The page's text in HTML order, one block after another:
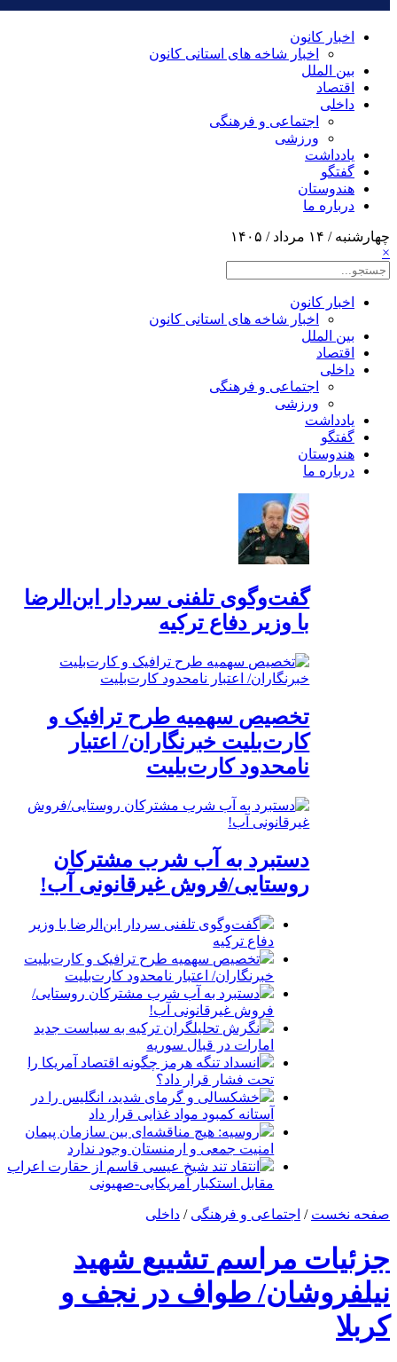
اخبار کانون
اخبار شاخه های استانی کانون
بین الملل
اقتصاد
داخلی
اجتماعی و فرهنگی
ورزشی
یادداشت
گفتگو
هندوستان
درباره ما
چهارشنبه / ۱۴ مرداد / ۱۴۰۵
×
اخبار کانون
اخبار شاخه های استانی کانون
بین الملل
اقتصاد
داخلی
اجتماعی و فرهنگی
ورزشی
یادداشت
گفتگو
هندوستان
درباره ما
گفت‌وگوی تلفنی سردار ابن‌الرضا
با وزیر دفاع ترکیه
تخصیص سهمیه طرح ترافیک و
کارت‌بلیت خبرنگاران/ اعتبار
نامحدود کارت‌بلیت
دستبرد به آب شرب مشترکان
روستایی/فروش غیرقانونی آب!
گفت‌وگوی تلفنی سردار ابن‌الرضا با وزیر
دفاع ترکیه
تخصیص سهمیه طرح ترافیک و کارت‌بلیت
خبرنگاران/ اعتبار نامحدود کارت‌بلیت
دستبرد به آب شرب مشترکان روستایی/
فروش غیرقانونی آب!
نگرش تحلیلگران ترکیه به سیاست جدید
امارات در قبال سوریه
انسداد تنگه هرمز چگونه اقتصاد آمریکا را
تحت فشار قرار داد؟
خشکسالی و گرمای شدید، انگلیس را در
آستانه کمبود مواد غذایی قرار داد
روسیه: هیچ مناقشه‌ای بین سازمان پیمان
امنیت جمعی و ارمنستان وجود ندارد
انتقاد تند شیخ عیسی قاسم از حقارت اعراب
مقابل استکبار آمریکایی-صهیونی
صفحه نخست / اجتماعی و فرهنگی / داخلی
جزئیات مراسم تشییع شهید
نیلفروشان/ طواف در نجف و
کربلا